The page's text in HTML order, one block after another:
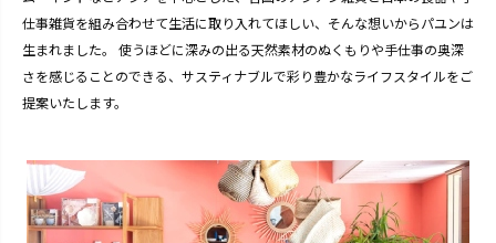
仕事雑貨を組み合わせて生活に取り入れてほしい、そんな想いからパユンは
生まれました。 使うほどに深みの出る天然素材のぬくもりや手仕事の奥深
さを感じることのできる、サスティナブルで彩り豊かなライフスタイルをご
提案いたします。